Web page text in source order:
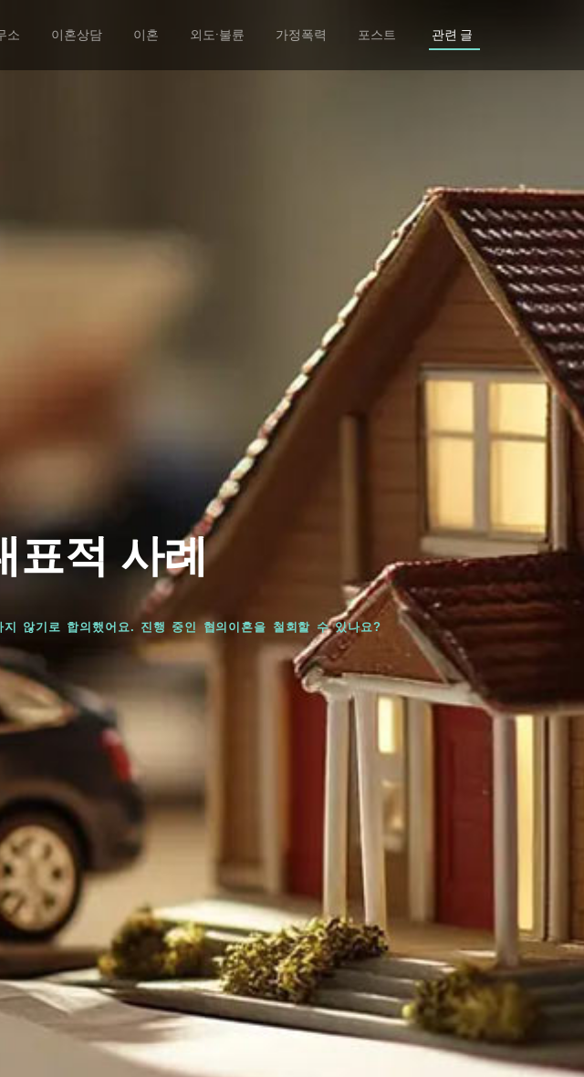
소 이혼상담 이혼 외도·불륜 가정폭력 포스트 관련 글
표적 사례
않기로 합의했어요. 진행 중인 협의이혼을 철회할 수 있나요?